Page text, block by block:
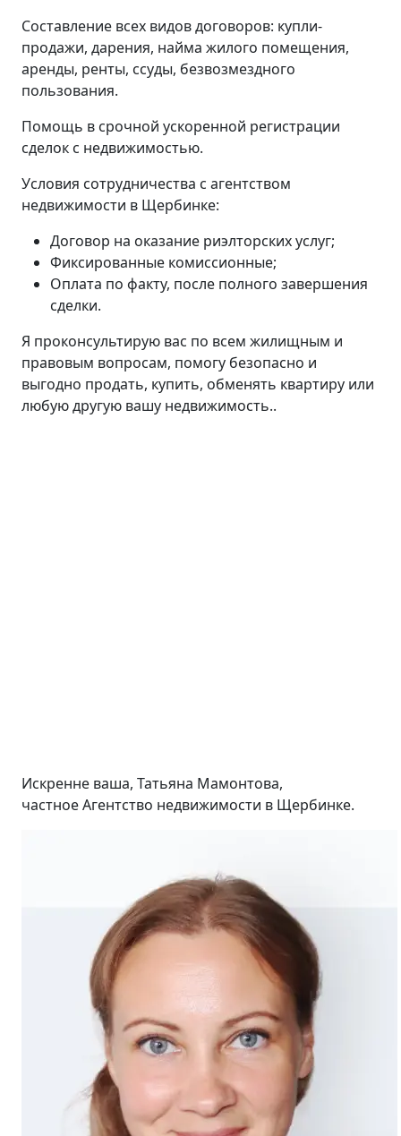
Составление всех видов договоров: купли-
продажи, дарения, найма жилого помещения,
аренды, ренты, ссуды, безвозмездного
пользования.
Помощь в срочной ускоренной регистрации
сделок с недвижимостью.
Условия сотрудничества с агентством
недвижимости в Щербинке:
Договор на оказание риэлторских услуг;
Фиксированные комиссионные;
Оплата по факту, после полного завершения
сделки.
Я проконсультирую вас по всем жилищным и
правовым вопросам, помогу безопасно и
выгодно продать, купить, обменять квартиру или
любую другую вашу недвижимость..
Искренне ваша, Татьяна Мамонтова,
частное Агентство недвижимости в Щербинке.